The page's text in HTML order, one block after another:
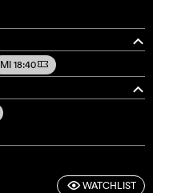
o
MI 18:40m
o
FWATCHLIST